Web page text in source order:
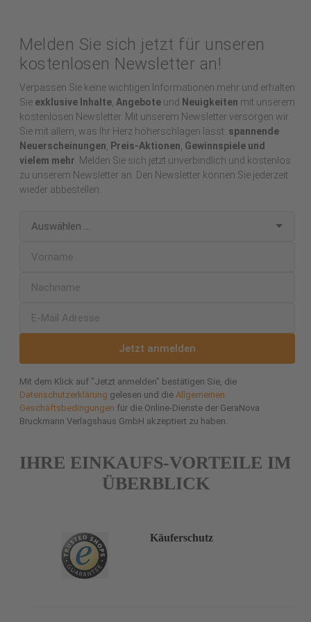
Melden Sie sich jetzt für unseren
kostenlosen Newsletter an!
Verpassen Sie keine wichtigen Informationen mehr und erhalten
Sie exklusive Inhalte, Angebote und Neuigkeiten mit unserem
kostenlosen Newsletter. Mit unserem Newsletter versorgen wir
Sie mit allem, was Ihr Herz höherschlagen lässt: spannende
Neuerscheinungen, Preis-Aktionen, Gewinnspiele und
vielem mehr . Melden Sie sich jetzt unverbindlich und kostenlos
zu unserem Newsletter an. Den Newsletter können Sie jederzeit
wieder abbestellen.
Jetzt anmelden
Mit dem Klick auf "Jetzt anmelden" bestätigen Sie, die
Datenschutzerklärung gelesen und die Allgemeinen
Geschäftsbedingungen für die Online-Dienste der GeraNova
Bruckmann Verlagshaus GmbH akzeptiert zu haben.
IHRE EINKAUFS-VORTEILE IM
ÜBERBLICK
Käuferschutz